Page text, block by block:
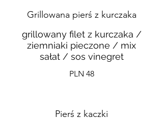
Grillowana pierś z kurczaka
grillowany filet z kurczaka /
ziemniaki pieczone / mix
sałat / sos vinegret
PLN 48
Pierś z kaczki